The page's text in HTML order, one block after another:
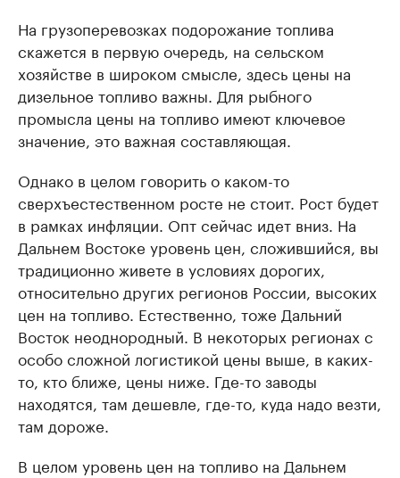
На грузоперевозках подорожание топлива
скажется в первую очередь, на сельском
хозяйстве в широком смысле, здесь цены на
дизельное топливо важны. Для рыбного
промысла цены на топливо имеют ключевое
значение, это важная составляющая.
Однако в целом говорить о каком-то
сверхъестественном росте не стоит. Рост будет
в рамках инфляции. Опт сейчас идет вниз. На
Дальнем Востоке уровень цен, сложившийся, вы
традиционно живете в условиях дорогих,
относительно других регионов России, высоких
цен на топливо. Естественно, тоже Дальний
Восток неоднородный. В некоторых регионах с
особо сложной логистикой цены выше, в каких-
то, кто ближе, цены ниже. Где-то заводы
находятся, там дешевле, где-то, куда надо везти,
там дороже.
В целом уровень цен на топливо на Дальнем